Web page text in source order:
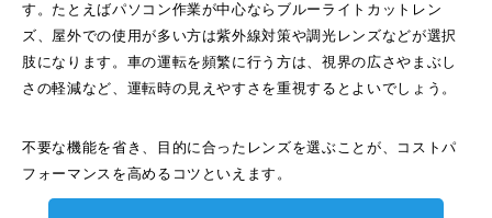
す。たとえばパソコン作業が中心ならブルーライトカットレン
ズ、屋外での使用が多い方は紫外線対策や調光レンズなどが選択
肢になります。車の運転を頻繁に行う方は、視界の広さやまぶし
さの軽減など、運転時の見えやすさを重視するとよいでしょう。
不要な機能を省き、目的に合ったレンズを選ぶことが、コストパ
フォーマンスを高めるコツといえます。